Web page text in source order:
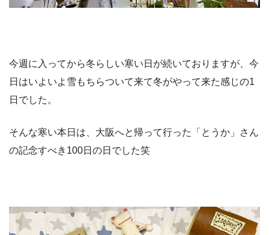
今週に入ってから冬らしい寒い日が続いておりますが、今
日はいよいよ雪もちらついて来て冬がやって来た感じの1
日でした。
そんな寒い本日は、大阪へと帰って行った「とうか」さん
の記念すべき100日の日でした笑